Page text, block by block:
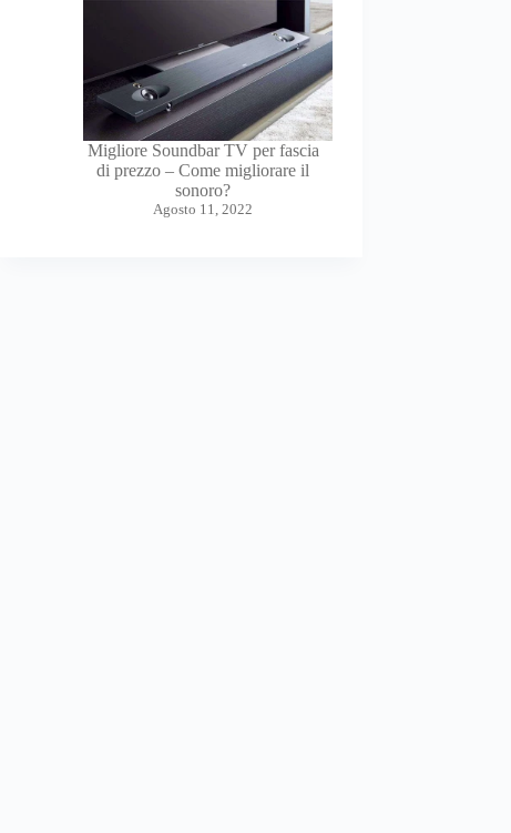
Migliore Soundbar TV per fascia
di prezzo – Come migliorare il
sonoro?
Agosto 11, 2022